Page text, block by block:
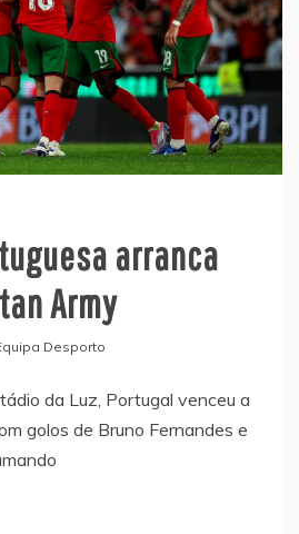
arranca
Army
Desporto
da Luz, Portugal venceu a
golos de Bruno Fernandes e